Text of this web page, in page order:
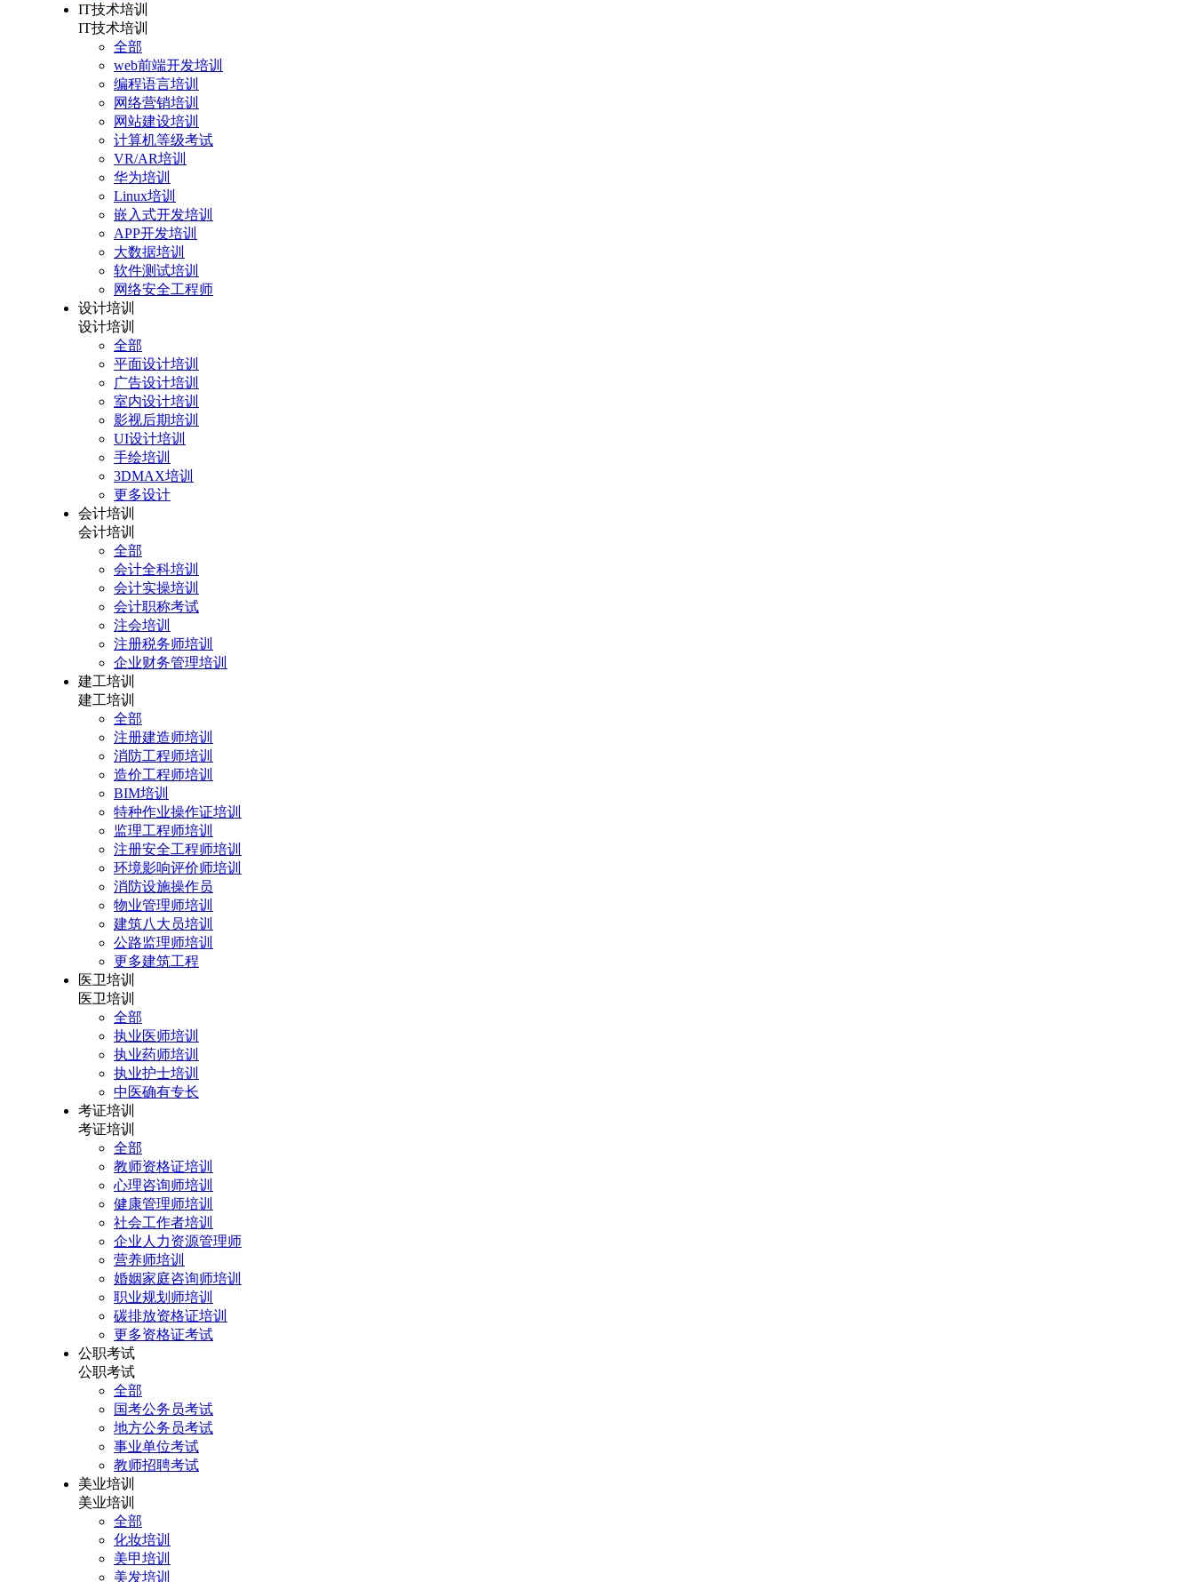
IT技术培训
IT技术培训
全部
web前端开发培训
编程语言培训
网络营销培训
网站建设培训
计算机等级考试
VR/AR培训
华为培训
Linux培训
嵌入式开发培训
APP开发培训
大数据培训
软件测试培训
网络安全工程师
设计培训
设计培训
全部
平面设计培训
广告设计培训
室内设计培训
影视后期培训
UI设计培训
手绘培训
3DMAX培训
更多设计
会计培训
会计培训
全部
会计全科培训
会计实操培训
会计职称考试
注会培训
注册税务师培训
企业财务管理培训
建工培训
建工培训
全部
注册建造师培训
消防工程师培训
造价工程师培训
BIM培训
特种作业操作证培训
监理工程师培训
注册安全工程师培训
环境影响评价师培训
消防设施操作员
物业管理师培训
建筑八大员培训
公路监理师培训
更多建筑工程
医卫培训
医卫培训
全部
执业医师培训
执业药师培训
执业护士培训
中医确有专长
考证培训
考证培训
全部
教师资格证培训
心理咨询师培训
健康管理师培训
社会工作者培训
企业人力资源管理师
营养师培训
婚姻家庭咨询师培训
职业规划师培训
碳排放资格证培训
更多资格证考试
公职考试
公职考试
全部
国考公务员考试
地方公务员考试
事业单位考试
教师招聘考试
美业培训
美业培训
全部
化妆培训
美甲培训
美发培训